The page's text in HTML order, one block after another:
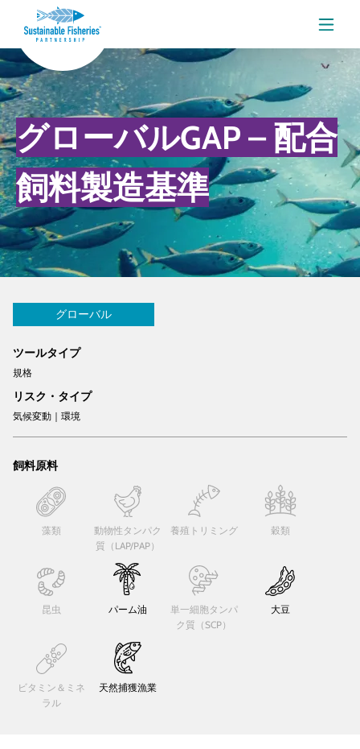
メニ
グローバルGAP – 配合
飼料製造基準
グローバル
ツールタイプ
規格
リスク・タイプ
気候変動｜環境
飼料原料
藻類
動物性タンパク
質（LAP/PAP）
養殖トリミング 穀類
昆虫 パーム油
単一細胞タンパ
ク質（SCP）
大豆
ビタミン＆ミネ
ラル
天然捕獲漁業